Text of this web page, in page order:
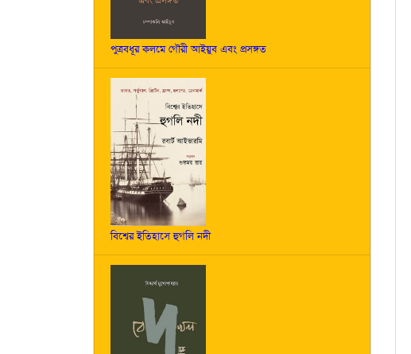
পুত্রবধূর কলমে গৌরী আইয়ুব এবং প্রসঙ্গত
বিশ্বের ইতিহাসে হুগলি নদী